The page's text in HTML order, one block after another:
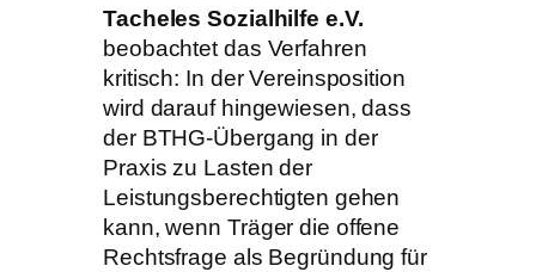
Tacheles Sozialhilfe e.V.
beobachtet das Verfahren
kritisch: In der Vereinsposition
wird darauf hingewiesen, dass
der BTHG-Übergang in der
Praxis zu Lasten der
Leistungsberechtigten gehen
kann, wenn Träger die offene
Rechtsfrage als Begründung für